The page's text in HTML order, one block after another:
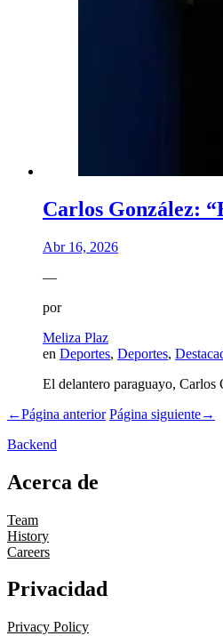
Carlos González:
Abr 16, 2026
—
por
Meliza Plaz
en Deportes, Deportes,
El delantero paraguayo, Carlos
←Página anterior Página siguiente→
Backend
Acerca de
Team
History
Careers
Privacidad
Privacy Policy